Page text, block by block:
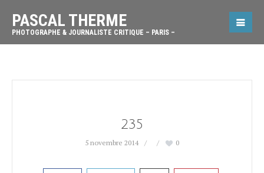
PASCAL THERME
PHOTOGRAPHE & JOURNALISTE CRITIQUE – PARIS –
235
5 novembre 2014 0